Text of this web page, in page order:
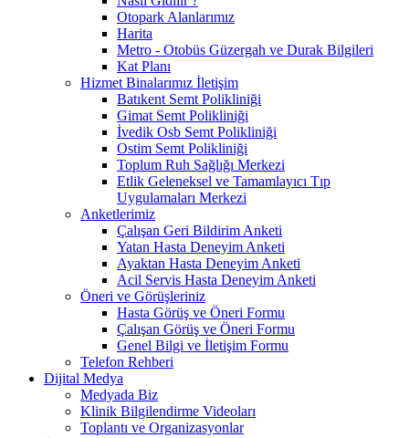
Otopark Alanlarımız
Harita
Metro - Otobüs Güzergah ve Durak Bilgileri
Kat Planı
Hizmet Binalarımız İletişim
Batıkent Semt Polikliniği
Gimat Semt Polikliniği
İvedik Osb Semt Polikliniği
Ostim Semt Polikliniği
Toplum Ruh Sağlığı Merkezi
Etlik Geleneksel ve Tamamlayıcı Tıp
Uygulamaları Merkezi
Anketlerimiz
Çalışan Geri Bildirim Anketi
Yatan Hasta Deneyim Anketi
Ayaktan Hasta Deneyim Anketi
Acil Servis Hasta Deneyim Anketi
Öneri ve Görüşleriniz
Hasta Görüş ve Öneri Formu
Çalışan Görüş ve Öneri Formu
Genel Bilgi ve İletişim Formu
Telefon Rehberi
Dijital Medya
Medyada Biz
Klinik Bilgilendirme Videoları
Toplantı ve Organizasyonlar